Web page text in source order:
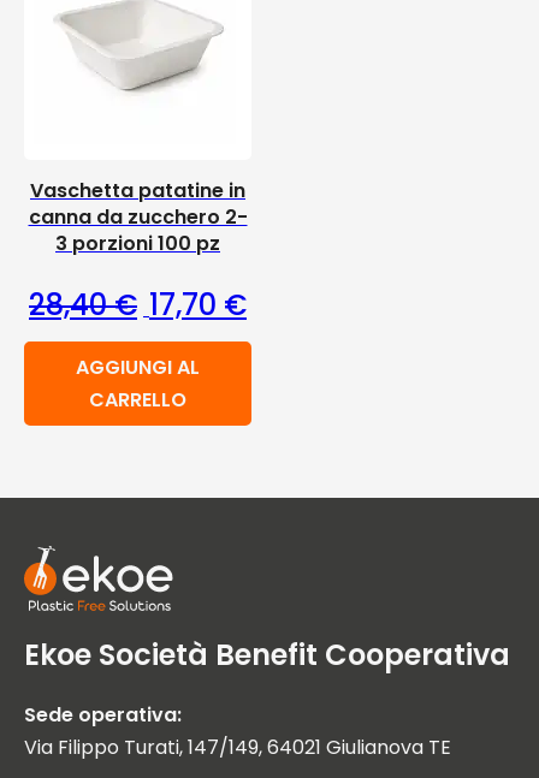
Vaschetta patatine in
canna da zucchero 2-
3 porzioni 100 pz
28,40€ Il prezzo originale era: 28,40 €.
17,70 €Il prezzo attuale è: 17,70
AGGIUNGI AL
CARRELLO
Ekoe Società Benefit Cooperativa
Sede operativa:
Via Filippo Turati, 147/149, 64021 Giulianova TE